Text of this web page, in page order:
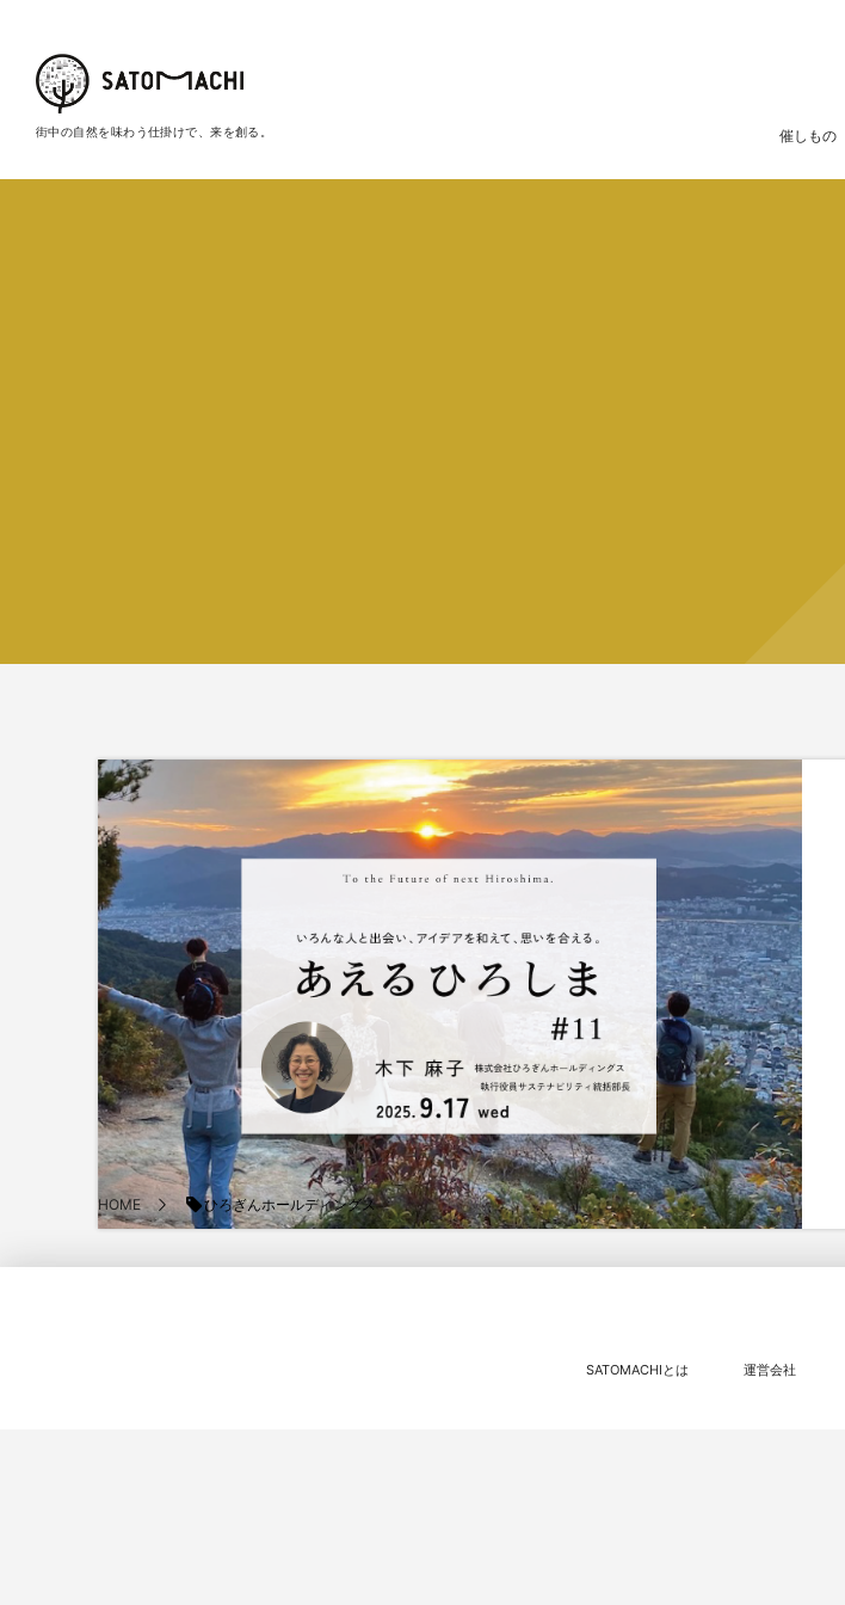
街中の自然を味わう仕掛けで、来を創る。 催しもの
HOME ひろぎんホールディングス
SATOMACHIとは 運営会社